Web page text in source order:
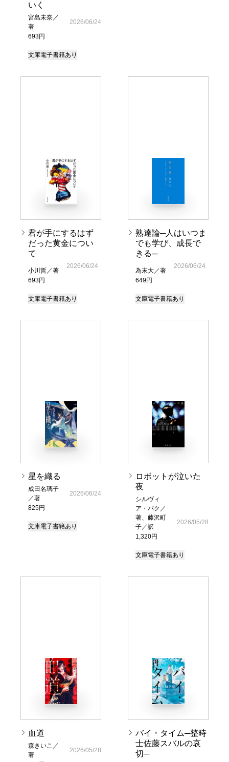
いく
宮島未奈／
著
693円
2026/06/24
文庫電子書籍あり
君が手にするはず
だった黄金につい
て
小川哲／著
693円
2026/06/24
文庫電子書籍あり
熟達論─人はいつま
でも学び、成長で
きる─
為末大／著
649円
2026/06/24
文庫電子書籍あり
星を織る
成田名璃子
／著
825円
2026/06/24
文庫電子書籍あり
ロボットが泣いた
夜
シルヴィ
ア・パク／
著、藤沢町
子／訳
1,320円
2026/05/28
文庫電子書籍あり
血道
森きいこ／
著
2026/05/28
バイ・タイム─整時
士佐藤スバルの哀
切─